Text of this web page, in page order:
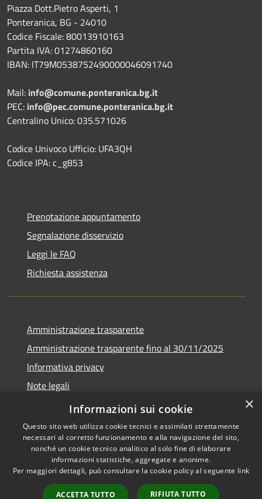
Piazza Dott.Pietro Asperti, 1
Ponteranica, BG - 24010
Codice Fiscale: 80013910163
Partita IVA: 01274860160
IBAN: IT79M0538752490000046091740
Mail: info@comune.ponteranica.bg.it
PEC: info@pec.comune.ponteranica.bg.it
Centralino Unico: 035.571026
Codice Univoco Ufficio: UFA3QH
Codice IPA: c_g853
Prenotazione appuntamento
Segnalazione disservizio
Leggi le FAQ
Richiesta assistenza
Amministrazione trasparente
Amministrazione trasparente fino al 30/11/2025
Informativa privacy
Note legali
Dichiarazione di accessibilità
Accessibilità
Copyright © 2026 • Comune di
Ponteranica • Powered by
Municipium•
Accesso
×
Informazioni sui cookie
Questo sito web utilizza cookie tecnici e assimilati strettamente
necessari al corretto funzionamento e alla navigazione del sito,
nonché un cookie tecnico analitico al solo fine di elaborare
informazioni statistiche, aggregate e anonime.
Per maggiori dettagli, può consultare la cookie policy al seguente link
ACCETTA TUTTO RIFIUTA TUTTO